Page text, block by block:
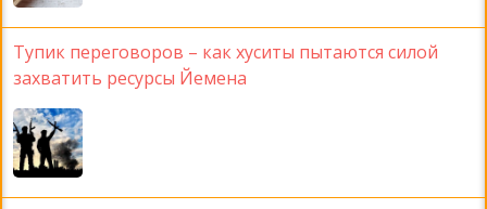
Тупик переговоров – как хуситы пытаются силой
захватить ресурсы Йемена